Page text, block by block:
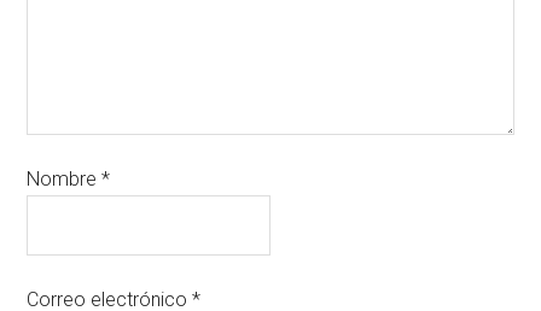
Nombre*
Correo electrónico*